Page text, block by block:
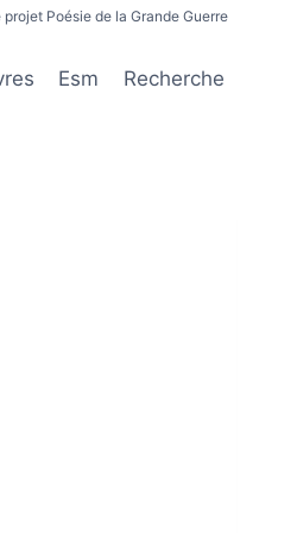
projet Poésie de la Grande Guerre
Esm Recherche